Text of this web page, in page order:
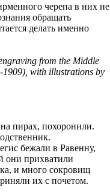
черепа в них не
обращать
делать именно
from the Middle
1909), with illustrations by
пирах, похоронили.
бежали в Равенну,
они прихватили
и много сокровищ
их с почетом.